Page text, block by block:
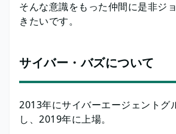
そんな意識をもった仲間に是非ジ
きたいです。
サイバー・バズについて
2013年にサイバーエージェントグ
し、2019年に上場。